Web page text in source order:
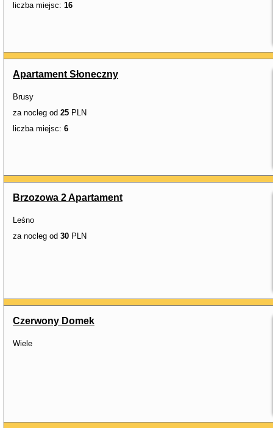
liczba miejsc: 16
Apartament Słoneczny
Brusy
za nocleg od 25 PLN
liczba miejsc: 6
Brzozowa 2 Apartament
Leśno
za nocleg od 30 PLN
Czerwony Domek
Wiele